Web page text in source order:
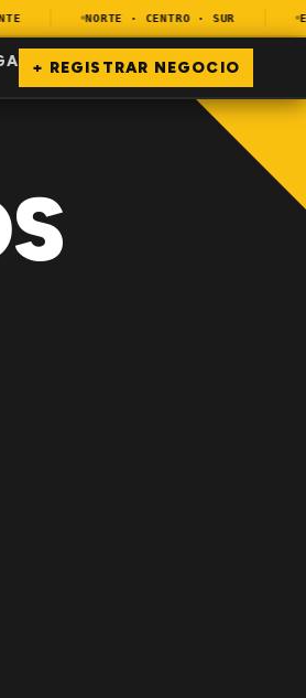
NORTE · CENTRO · SUR
+ REGISTRAR NEGOCIO